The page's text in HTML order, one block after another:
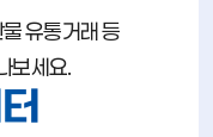
유통거래 등
보세요.